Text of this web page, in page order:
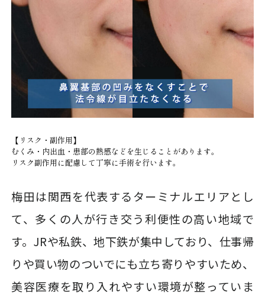
【リスク・副作用】
むくみ・内出血・患部の熱感などを生じることがあります。
リスク副作用に配慮して丁寧に手術を行います。
梅田は関西を代表するターミナルエリアとし
て、多くの人が行き交う利便性の高い地域で
す。JRや私鉄、地下鉄が集中しており、仕事帰
りや買い物のついでにも立ち寄りやすいため、
美容医療を取り入れやすい環境が整っていま